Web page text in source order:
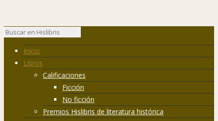
Inicio
Libros
Calificaciones
Ficción
No ficción
Premios Hislibris de literatura histórica